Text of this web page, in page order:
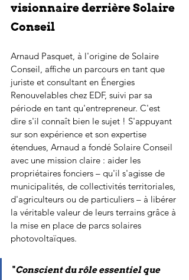
visionnaire derrière Solaire
Conseil
Arnaud Pasquet, à l'origine de Solaire
Conseil, affiche un parcours en tant que
juriste et consultant en Énergies
Renouvelables chez EDF, suivi par sa
période en tant qu'entrepreneur. C'est
dire s'il connaît bien le sujet ! S'appuyant
sur son expérience et son expertise
étendues, Arnaud a fondé Solaire Conseil
avec une mission claire : aider les
propriétaires fonciers – qu'il s'agisse de
municipalités, de collectivités territoriales,
d'agriculteurs ou de particuliers – à libérer
la véritable valeur de leurs terrains grâce à
la mise en place de parcs solaires
photovoltaïques.
"Conscient du rôle essentiel que